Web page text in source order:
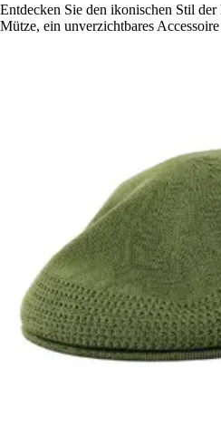
Entdecken Sie den ikonischen Stil
Mütze, ein unverzichtbares